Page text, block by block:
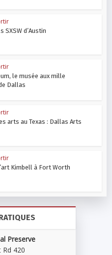
SXSW d’Austin
le musée aux mille
Dallas
arts au Texas : Dallas Arts
Kimbell à Fort Worth
Preserve
420